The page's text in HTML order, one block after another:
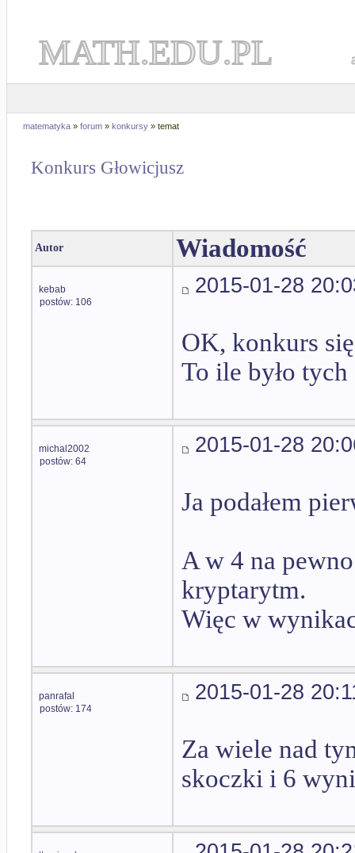
MATH.EDU.PL
matematyka » forum » konkursy » temat
Konkurs Głowicjusz
Autor Wiadomość
kebab
postów: 106
2015-01-28
OK, konkurs
To ile było
michal2002
postów: 64
2015-01-28
Ja podałem
A w 4 na
kryptarytm.
Więc w
panrafal
postów: 174
2015-01-28
Za wiele nad
skoczki i 6